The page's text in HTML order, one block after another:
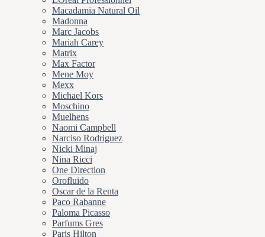
Macadamia Natural Oil
Madonna
Marc Jacobs
Mariah Carey
Matrix
Max Factor
Mene Moy
Mexx
Michael Kors
Moschino
Muelhens
Naomi Campbell
Narciso Rodriguez
Nicki Minaj
Nina Ricci
One Direction
Orofluido
Oscar de la Renta
Paco Rabanne
Paloma Picasso
Parfums Gres
Paris Hilton